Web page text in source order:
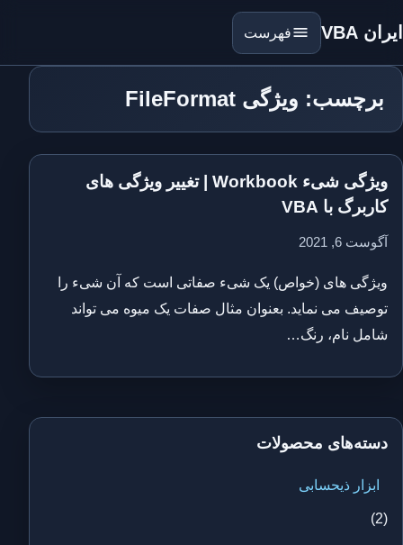
ایران VBA فهرست
برچسب: ویژگی FileFormat
ویژگی شیء Workbook | تغییر ویژگی های
کاربرگ با VBA
آگوست 6, 2021
ویژگی های (خواص) یک شیء صفاتی است که آن شیء را
توصیف می نماید. بعنوان مثال صفات یک میوه می تواند
شامل نام، رنگ…
دسته‌های محصولات
ابزار ذیحسابی
(2)